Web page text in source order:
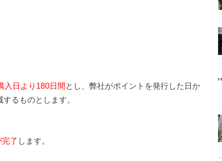
入日より180日間とし、弊社がポイントを発行した日か
るものとします。
了 します。